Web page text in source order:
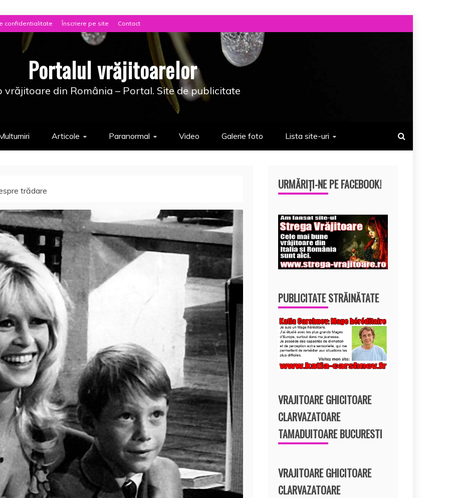
confidentialitate Înscriere pe site Contact
Portalul vrăjitoarelor
vrăjitoare din România – Portal. Site de publicitate
Articole Paranormal Video Galerie foto Lista site-uri
trădare URMĂRIȚI-NE PE FACEBOOK!
PUBLICITATE STRĂINĂTATE
VRAJITOARE GHICITOARE
CLARVAZATOARE
TAMADUITOARE BUCURESTI
VRAJITOARE GHICITOARE
CLARVAZATOARE